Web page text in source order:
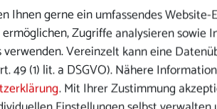
Ihnen gerne ein umfassendes
Zugriffe analysieren sowie
verwenden. Vereinzelt kann eine
49 (1) lit. a DSGVO). Nähere
. Mit Ihrer Zustimmung